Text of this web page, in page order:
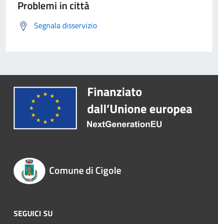
Problemi in città
Segnala disservizio
Comune di Cigole
SEGUICI SU